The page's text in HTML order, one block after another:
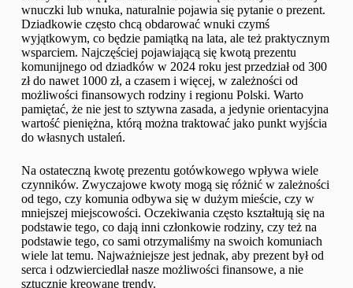
wnuczki lub wnuka, naturalnie pojawia się pytanie o prezent.
Dziadkowie często chcą obdarować wnuki czymś
wyjątkowym, co będzie pamiątką na lata, ale też praktycznym
wsparciem. Najczęściej pojawiającą się kwotą prezentu
komunijnego od dziadków w 2024 roku jest przedział od 300
zł do nawet 1000 zł, a czasem i więcej, w zależności od
możliwości finansowych rodziny i regionu Polski. Warto
pamiętać, że nie jest to sztywna zasada, a jedynie orientacyjna
wartość pieniężna, którą można traktować jako punkt wyjścia
do własnych ustaleń.
Na ostateczną kwotę prezentu gotówkowego wpływa wiele
czynników. Zwyczajowe kwoty mogą się różnić w zależności
od tego, czy komunia odbywa się w dużym mieście, czy w
mniejszej miejscowości. Oczekiwania często kształtują się na
podstawie tego, co dają inni członkowie rodziny, czy też na
podstawie tego, co sami otrzymaliśmy na swoich komuniach
wiele lat temu. Najważniejsze jest jednak, aby prezent był od
serca i odzwierciedlał nasze możliwości finansowe, a nie
sztucznie kreowane trendy.